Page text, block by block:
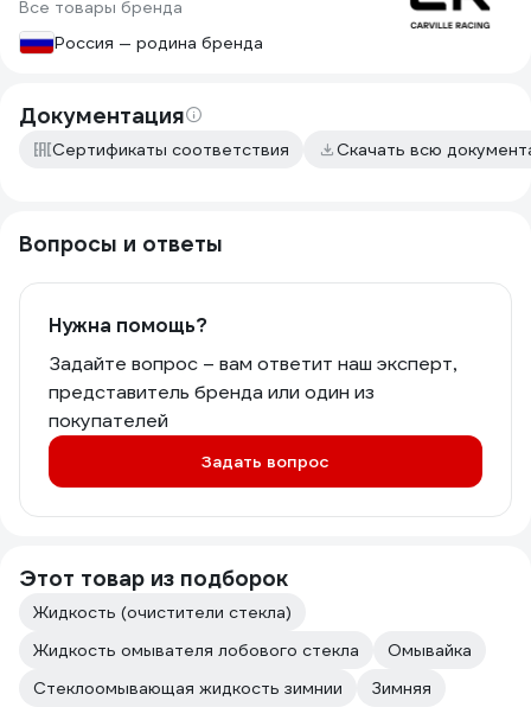
Все товары бренда
Россия — родина бренда
Документация
Сертификаты соответствия Скачать всю
Вопросы и ответы
Нужна помощь?
Задайте вопрос – вам ответит наш эксперт,
представитель бренда или один из
покупателей
Задать вопрос
Этот товар из подборок
Жидкость (очистители стекла)
Жидкость омывателя лобового стекла
Омывайка
Стеклоомывающая жидкость зимнии
Зимняя